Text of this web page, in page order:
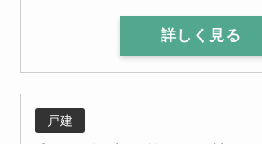
詳しく見る
戸建